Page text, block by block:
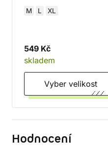
M L XL
549 Kč
skladem
Vyber velikost
Hodnocení